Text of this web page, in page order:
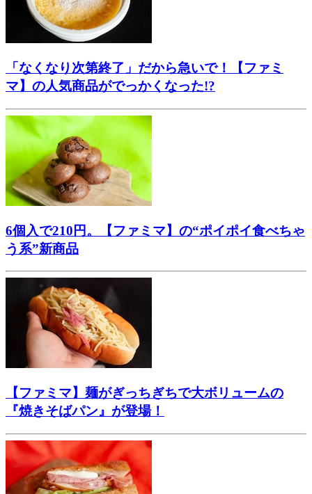
「なくなり次第終了」だから急いで！【ファミ
マ】の人気商品がでっかくなった!?
6個入で210円。【ファミマ】の“ポイポイ食べちゃ
う系”新商品
【ファミマ】麺がぎっちぎちで大ボリュームの
『焼きそばパン』が登場！